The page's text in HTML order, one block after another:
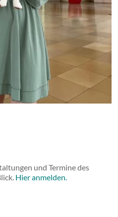
und Termine des
Hier anmelden.